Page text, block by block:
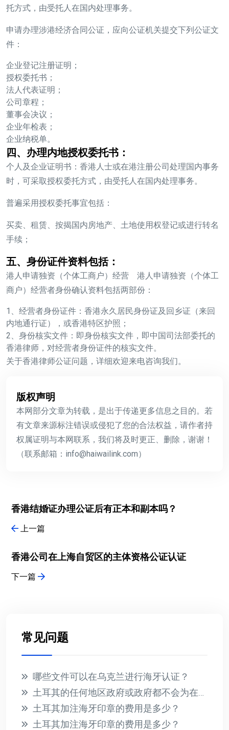
托方式，由受托人在国内处理事务。
申请办理涉港经济合同公证，应向公证机关提交下列公证文
件：
企业登记注册证明；
授权委托书；
法人代表证明；
公司章程；
董事会决议；
企业年检表；
企业纳税单。
四、办理内地授权委托书：
个人及企业证明书：香港人士或在港注册公司处理国内事务
时，可采取授权委托方式，由受托人在国内处理事务。
普遍采用授权委托事宜包括：
买卖、租赁、按揭国内房地产、土地使用权登记或进行转名
手续；
五、身份证件资料包括：
港人申请独资（个体工商户）经营 港人申请独资（个体工
商户）经营者身份确认资料包括两部份：
1、经营者身份证件：香港永久居民身份证及回乡证（来回
内地通行证），或香港特区护照；
2、身份核实文件：即身份核实文件，即中国司法部委托的
香港律师，对经营者身份证件的核实文件。
关于香港律师公证问题，详细欢迎来电咨询我们。
版权声明
本网部分文章为转载，是出于传递更多信息之目的。若
有文章来源标注错误或侵犯了您的合法权益，请作者持
权属证明与本网联系，我们将及时更正、删除，谢谢！
（联系邮箱：info@haiwailink.com）
香港结婚证办理公证后有正本和副本吗？
上一篇
香港公司在上海自贸区的主体资格公证认证
下一篇
常见问题
哪些文件可以在乌克兰进行海牙认证？
土耳其的任何地区政府或政府都不会为在国外收到的文件提供海牙认证
土耳其加注海牙印章的费用是多少？
土耳其加注海牙印章的费用是多少？